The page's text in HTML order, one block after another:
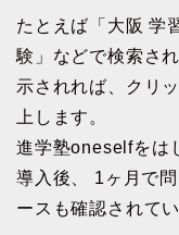
たとえば「大阪 学
験」などで検索さ
示されれば、クリ
上します。
進学塾oneselfをは
導入後、 1ヶ月で
ースも確認されてい